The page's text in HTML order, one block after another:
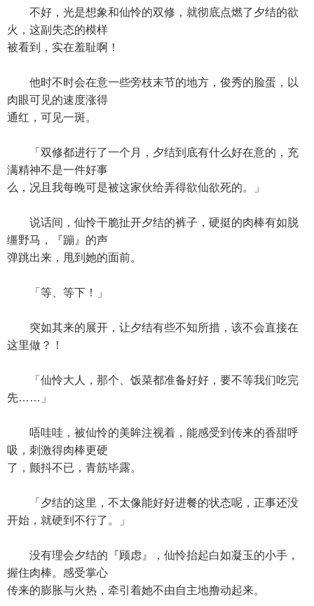
不好，光是想象和仙怜的双修，就彻底点燃了夕结的欲
火，这副失态的模样
被看到，实在羞耻啊！
他时不时会在意一些旁枝末节的地方，俊秀的脸蛋，以
肉眼可见的速度涨得
通红，可见一斑。
「双修都进行了一个月，夕结到底有什么好在意的，充
满精神不是一件好事
么，况且我每晚可是被这家伙给弄得欲仙欲死的。」
说话间，仙怜干脆扯开夕结的裤子，硬挺的肉棒有如脱
缰野马，『蹦』的声
弹跳出来，甩到她的面前。
「等、等下！」
突如其来的展开，让夕结有些不知所措，该不会直接在
这里做？！
「仙怜大人，那个、饭菜都准备好好，要不等我们吃完
先……」
唔哇哇，被仙怜的美眸注视着，能感受到传来的香甜呼
吸，刺激得肉棒更硬
了，颤抖不已，青筋毕露。
「夕结的这里，不太像能好好进餐的状态呢，正事还没
开始，就硬到不行了。」
没有理会夕结的『顾虑』，仙怜抬起白如凝玉的小手，
握住肉棒。感受掌心
传来的膨胀与火热，牵引着她不由自主地撸动起来。